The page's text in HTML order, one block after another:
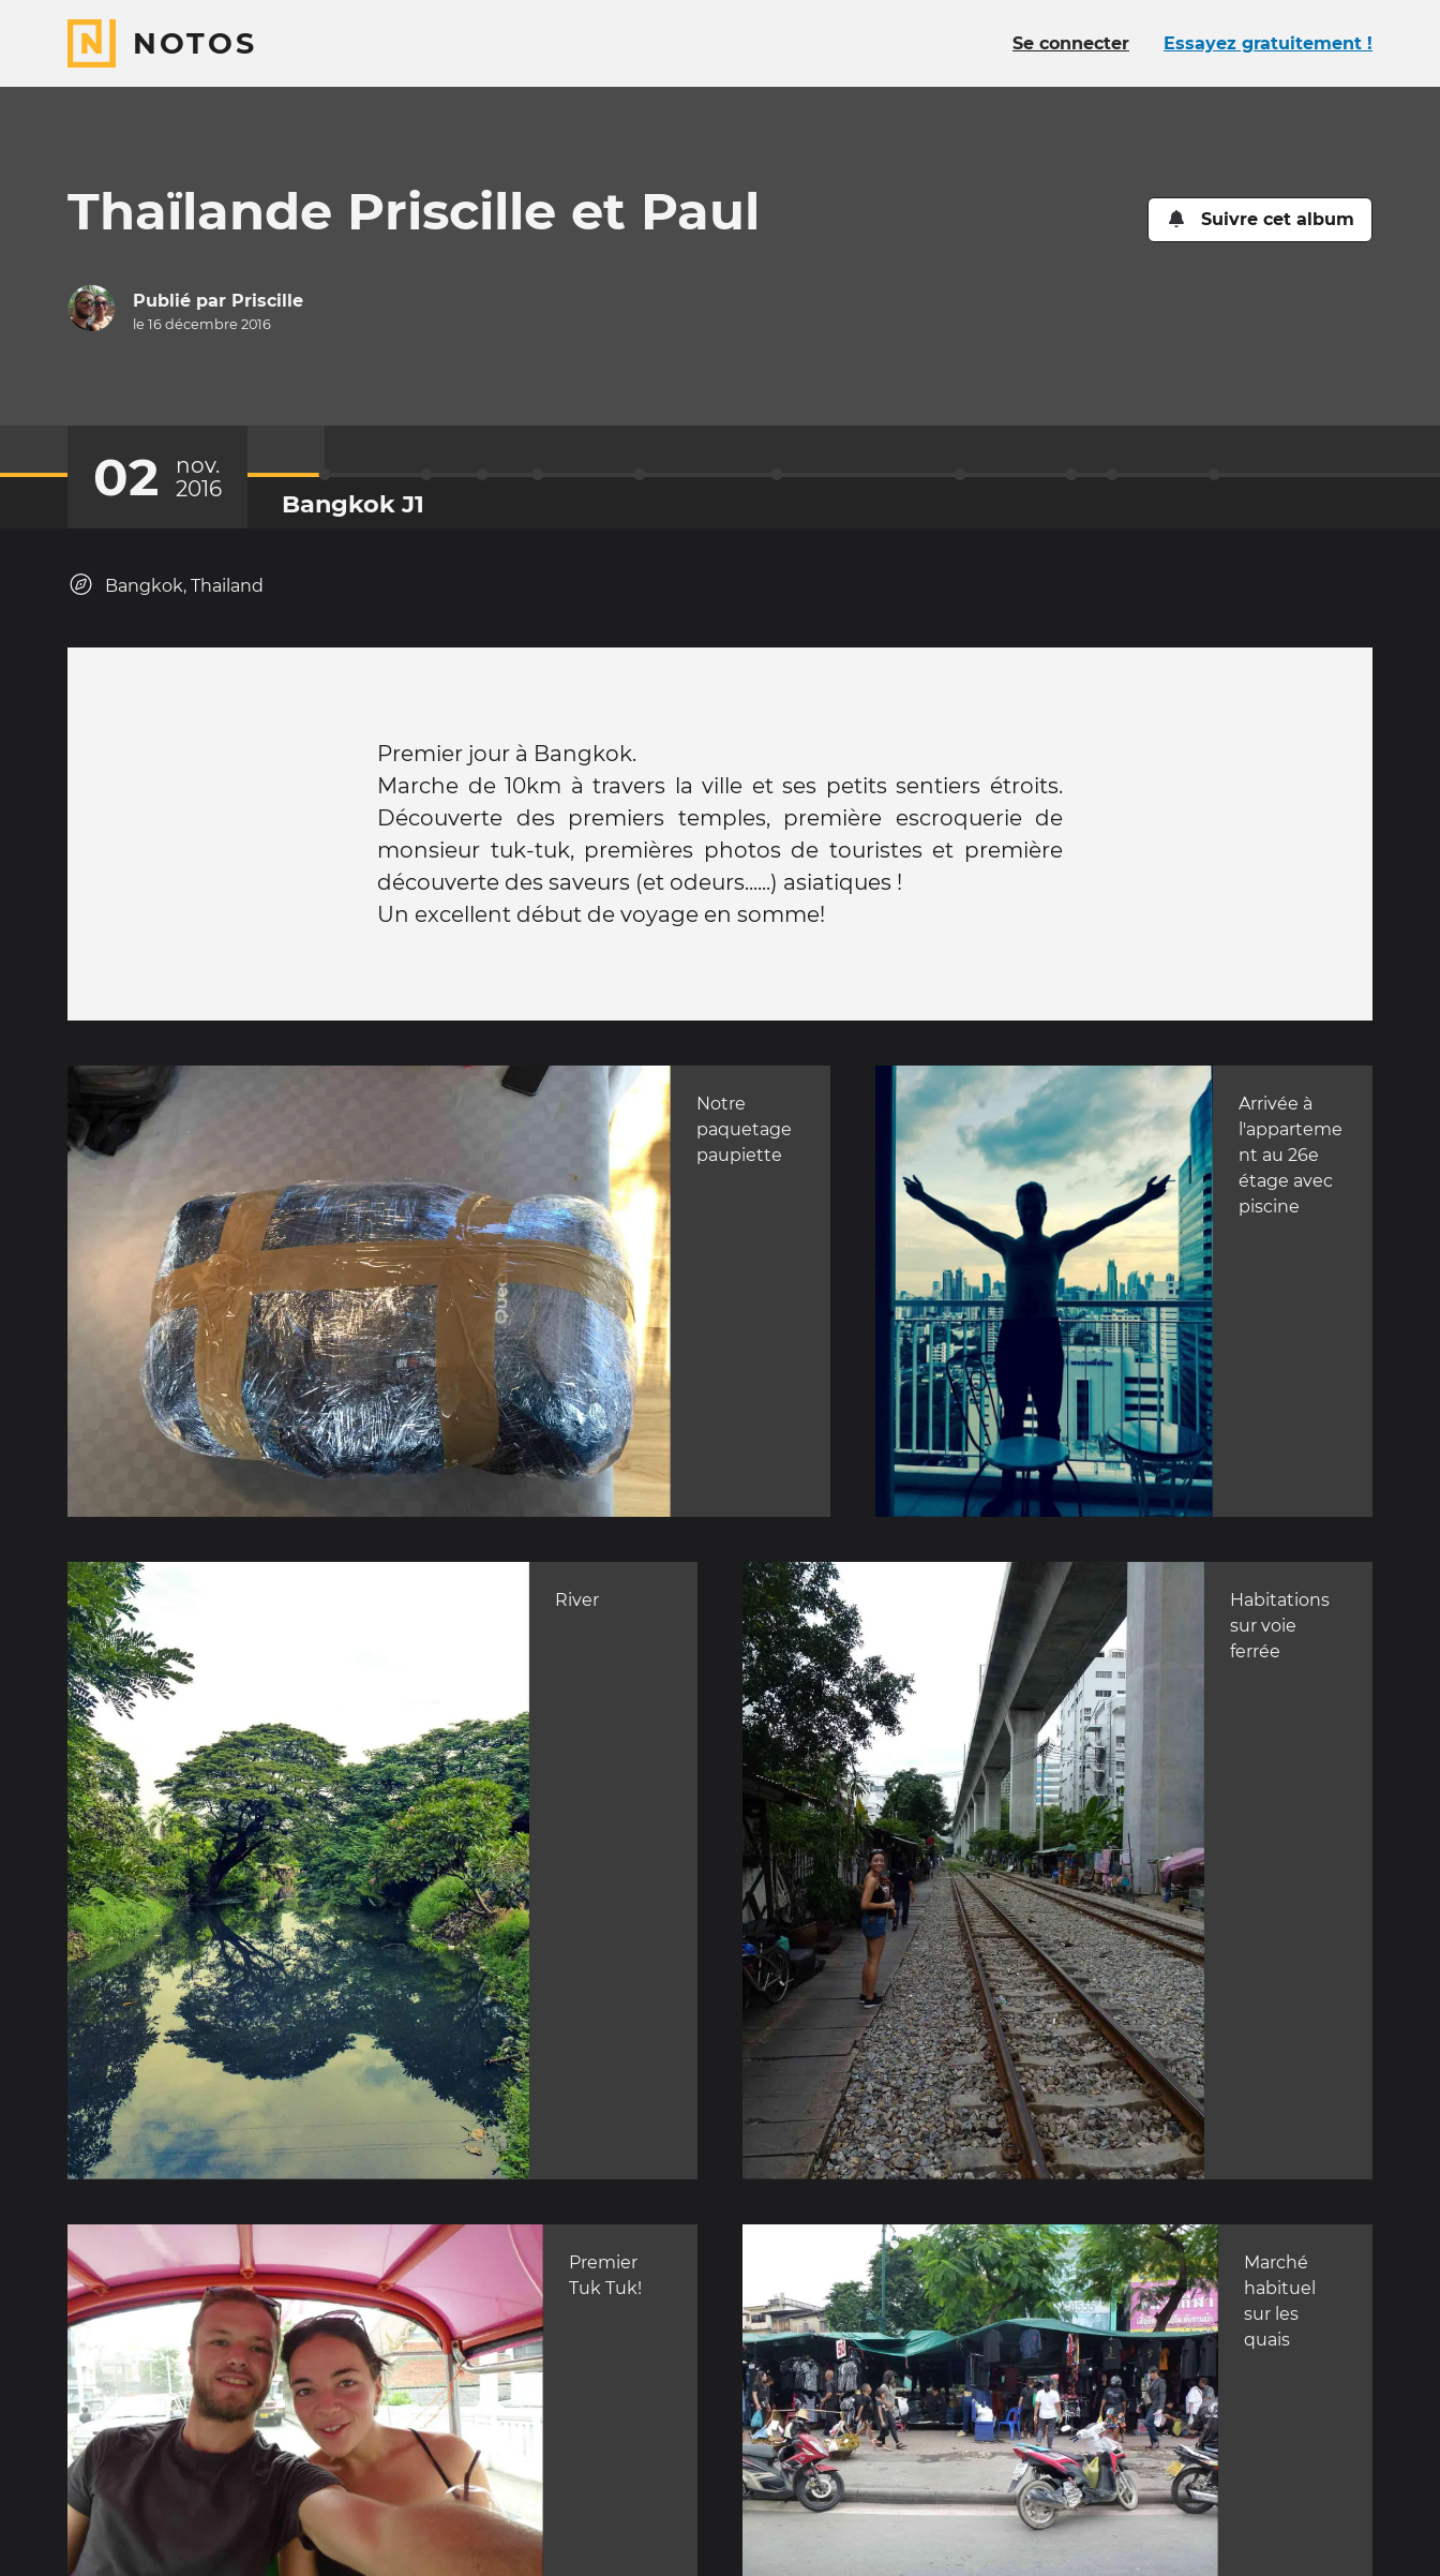
NOTOS Se connecter Essayez gratuitement !
Thaïlande Priscille et Paul Suivre cet album
Publié par Priscille
le 16 décembre 2016
02
nov.
2016
Bangkok J1
Bangkok, Thailand
Premier jour à Bangkok.
Marche de 10km à travers la ville et ses petits sentiers étroits.
Découverte des premiers temples, première escroquerie de
monsieur tuk-tuk, premières photos de touristes et première
découverte des saveurs (et odeurs......) asiatiques !
Un excellent début de voyage en somme!
Notre
paquetage
paupiette
Arrivée à
l'apparteme
nt au 26e
étage avec
piscine
River
Habitations
sur voie
ferrée
Premier
Tuk Tuk!
Marché
habituel
sur les
quais